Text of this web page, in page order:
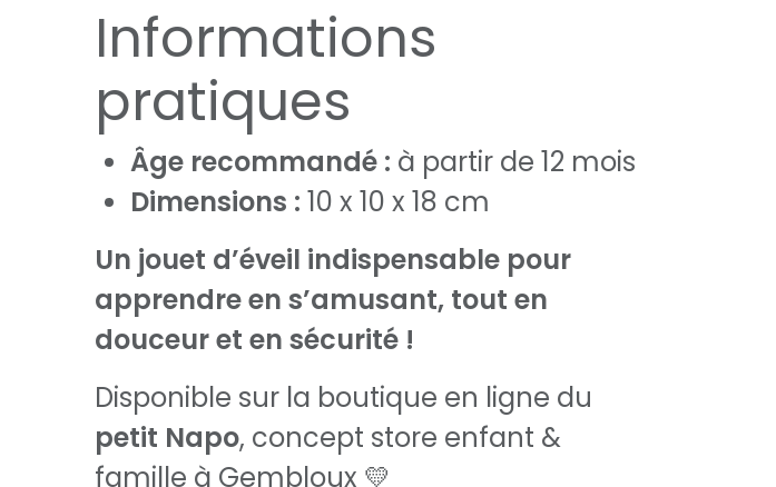
Informations
pratiques
Âge recommandé : à partir de 12 mois
Dimensions : 10 x 10 x 18 cm
Un jouet d’éveil indispensable pour
apprendre en s’amusant, tout en
douceur et en sécurité !
Disponible sur la boutique en ligne du
petit Napo, concept store enfant &
famille à Gembloux 💛